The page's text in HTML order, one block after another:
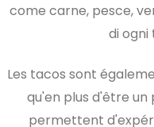
come carne, pesce,
di ogni
Les tacos sont
qu'en plus d'être un
permettent